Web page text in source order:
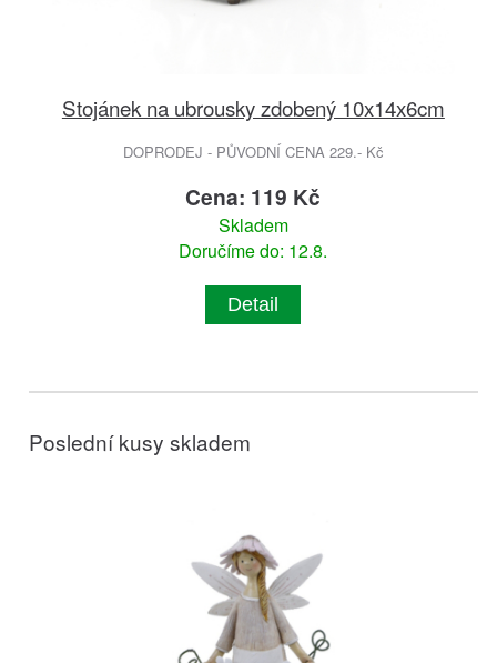
Stojánek na ubrousky zdobený 10x14x6cm
DOPRODEJ - PŮVODNÍ CENA 229.- Kč
Cena: 119 Kč
Skladem
Doručíme do: 12.8.
Detail
Poslední kusy skladem